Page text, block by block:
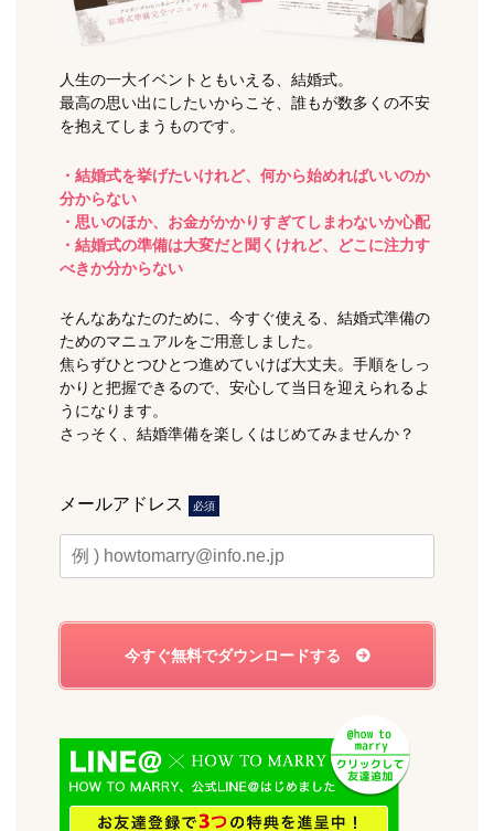
人生の一大イベントともいえる、結婚式。
最高の思い出にしたいからこそ、誰もが数多くの不安
を抱えてしまうものです。
・結婚式を挙げたいけれど、何から始めればいいのか
分からない
・思いのほか、お金がかかりすぎてしまわないか心配
・結婚式の準備は大変だと聞くけれど、どこに注力す
べきか分からない
そんなあなたのために、今すぐ使える、結婚式準備の
ためのマニュアルをご用意しました。
焦らずひとつひとつ進めていけば大丈夫。手順をしっ
かりと把握できるので、安心して当日を迎えられるよ
うになります。
さっそく、結婚準備を楽しくはじめてみませんか？
メールアドレス 必須